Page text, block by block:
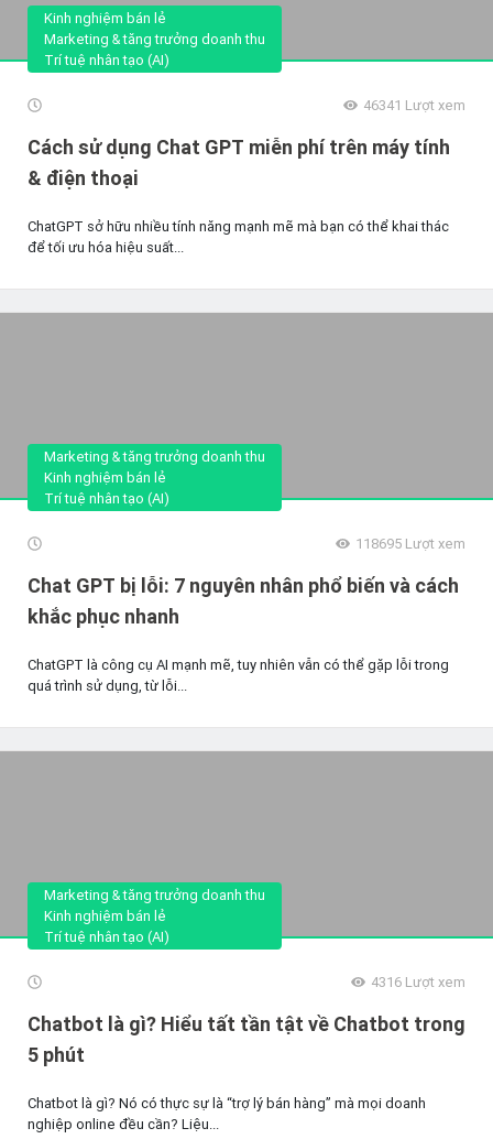
Kinh nghiệm bán lẻ
Marketing & tăng trưởng doanh thu
Trí tuệ nhân tạo (AI)
46341 Lượt xem
Cách sử dụng Chat GPT miễn phí trên máy tính
& điện thoại
ChatGPT sở hữu nhiều tính năng mạnh mẽ mà bạn có thể khai thác
để tối ưu hóa hiệu suất...
Marketing & tăng trưởng doanh thu
Kinh nghiệm bán lẻ
Trí tuệ nhân tạo (AI)
118695 Lượt xem
Chat GPT bị lỗi: 7 nguyên nhân phổ biến và cách
khắc phục nhanh
ChatGPT là công cụ AI mạnh mẽ, tuy nhiên vẫn có thể gặp lỗi trong
quá trình sử dụng, từ lỗi...
Marketing & tăng trưởng doanh thu
Kinh nghiệm bán lẻ
Trí tuệ nhân tạo (AI)
4316 Lượt xem
Chatbot là gì? Hiểu tất tần tật về Chatbot trong
5 phút
Chatbot là gì? Nó có thực sự là “trợ lý bán hàng” mà mọi doanh
nghiệp online đều cần? Liệu...